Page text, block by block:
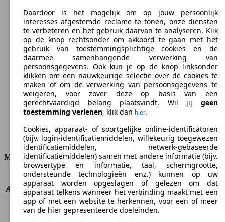
182 g/km
CO2-uitstoot (gem.)*
Verbruik
Motor & Vermogen
KW (PS)
122 kW (166 PS)
Acceleratie (0-100 km/h) 10.8s
Topsnelheid (km/h)
200 km/h
Aantal versnellingen
6
Daardoor is het mogelijk om op jouw persoonlijk
interesses afgestemde reclame te tonen, onze diensten
te verbeteren en het gebruik daarvan te analyseren. Klik
op de knop rechtsonder om akkoord te gaan met het
gebruik van toestemmingsplichtige cookies en de
daarmee samenhangende verwerking van
persoonsgegevens. Ook kun je op de knop linksonder
klikken om een nauwkeurige selectie over de cookies te
maken of om de verwerking van persoonsgegevens te
weigeren, voor zover deze op basis van een
gerechtvaardigd belang plaatsvindt. Wil jij geen
toestemming verlenen, klik dan hier.
Cookies, apparaat- of soortgelijke online-identificatoren
(bijv. login-identificatiemiddelen, willekeurig toegewezen
identificatiemiddelen, netwerk-gebaseerde
identificatiemiddelen) samen met andere informatie (bijv.
browsertype en informatie, taal, schermgrootte,
ondersteunde technologieën enz.) kunnen op uw
apparaat worden opgeslagen of gelezen om dat
apparaat telkens wanneer het verbinding maakt met een
app of met een website te herkennen, voor een of meer
van de hier gepresenteerde doeleinden.